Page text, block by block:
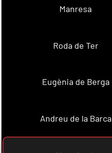
Manresa
Roda de Ter
Eugènia de Berga
Andreu de la Barca